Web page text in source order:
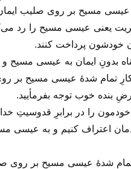
عیسی مسیح بر روی صلیب
یعنی عیسی مسیح را رد
خودشون پرداخت کنند.
بدونِ ایمان به عیسی مسیح
تمام شدهٔ عیسی مسیح بر
خوب توجه بفرمأیید.
خودمون را در برابرِ قدوسیتِ
اعتراف کنیم و به عیسی
تمام شدهٔ عیسی مسیح بر روی